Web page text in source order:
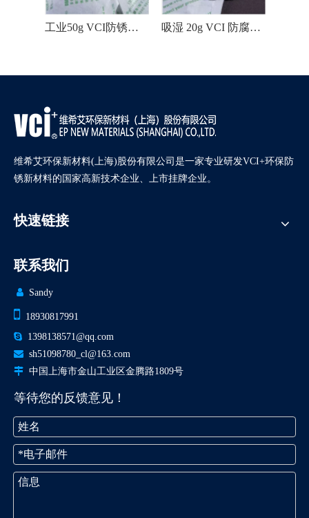
工业50g VCI防锈干燥剂 吸湿 20g VCI 防腐蚀干燥剂
维希艾环保新材料(上海)股份有限公司是一家专业研发VCI+环保防
锈新材料的国家高新技术企业、上市挂牌企业。
快速链接
联系我们
 Sandy
18930817991
 1398138571@qq.com
 sh51098780_cl@163.com
 中国上海市金山工业区金腾路1809号
等待您的反馈意见！